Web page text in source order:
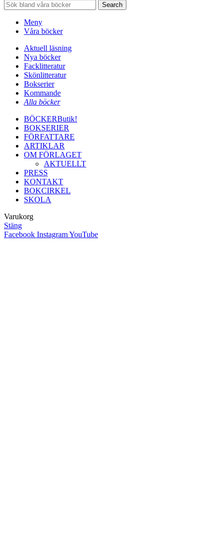
Search
Meny
Våra böcker
Aktuell läsning
Nya böcker
Facklitteratur
Skönlitteratur
Bokserier
Kommande
Alla böcker
BÖCKERButik!
BOKSERIER
FÖRFATTARE
ARTIKLAR
OM FÖRLAGET
AKTUELLT
PRESS
KONTAKT
BOKCIRKEL
SKOLA
Varukorg
Stäng
Facebook InstagramYouTube